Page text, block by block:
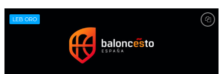
LEB ORO